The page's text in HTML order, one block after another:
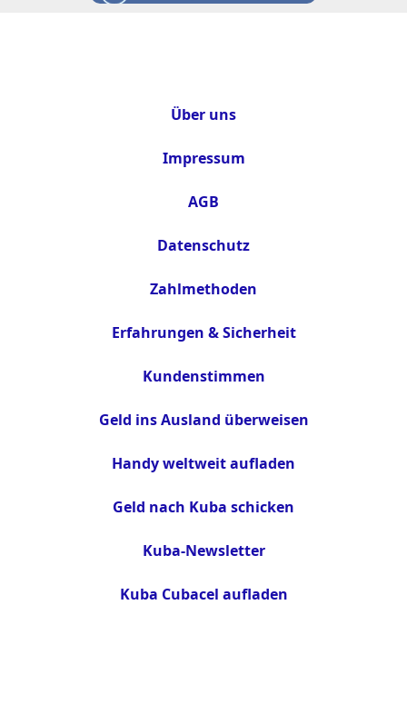
Über uns
Impressum
AGB
Datenschutz
Zahlmethoden
Erfahrungen & Sicherheit
Kundenstimmen
Geld ins Ausland überweisen
Handy weltweit aufladen
Geld nach Kuba schicken
Kuba-Newsletter
Kuba Cubacel aufladen